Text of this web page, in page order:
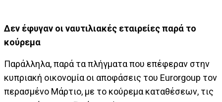
Δεν έφυγαν οι ναυτιλιακές εταιρείες παρά το
κούρεμα
Παράλληλα, παρά τα πλήγματα που επέφεραν στην
κυπριακή οικονομία οι αποφάσεις του Eurorgoup τον
περασμένο Μάρτιο, με το κούρεμα καταθέσεων, τις